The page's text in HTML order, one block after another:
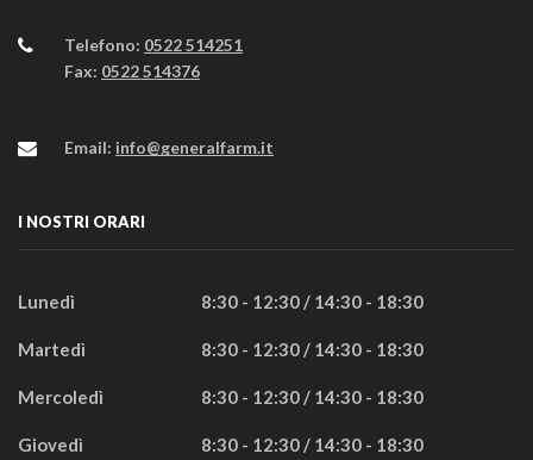
Telefono: 0522 514251
Fax: 0522 514376
Email: info@generalfarm.it
I NOSTRI ORARI
Lunedì 8:30 - 12:30 / 14:30 - 18:30
Martedì 8:30 - 12:30 / 14:30 - 18:30
Mercoledì 8:30 - 12:30 / 14:30 - 18:30
Giovedì 8:30 - 12:30 / 14:30 - 18:30